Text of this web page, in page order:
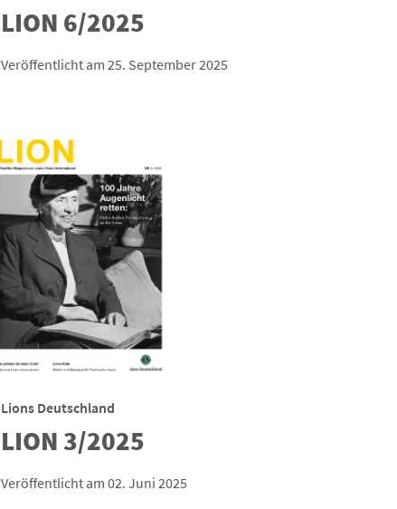
LION 6/2025
Veröffentlicht am 25. September 2025
Lions Deutschland
LION 3/2025
Veröffentlicht am 02. Juni 2025